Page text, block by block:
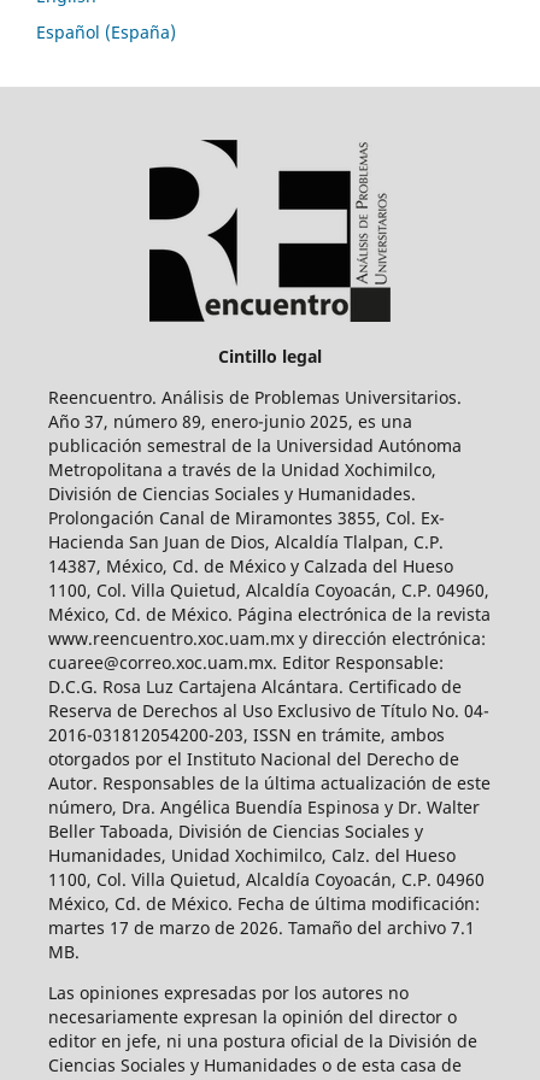
Español (España)
Cintillo legal
Reencuentro. Análisis de Problemas Universitarios.
Año 37, número 89, enero-junio 2025, es una
publicación semestral de la Universidad Autónoma
Metropolitana a través de la Unidad Xochimilco,
División de Ciencias Sociales y Humanidades.
Prolongación Canal de Miramontes 3855, Col. Ex-
Hacienda San Juan de Dios, Alcaldía Tlalpan, C.P.
14387, México, Cd. de México y Calzada del Hueso
1100, Col. Villa Quietud, Alcaldía Coyoacán, C.P. 04960,
México, Cd. de México. Página electrónica de la revista
www.reencuentro.xoc.uam.mx y dirección electrónica:
cuaree@correo.xoc.uam.mx. Editor Responsable:
D.C.G. Rosa Luz Cartajena Alcántara. Certificado de
Reserva de Derechos al Uso Exclusivo de Título No. 04-
2016-031812054200-203, ISSN en trámite, ambos
otorgados por el Instituto Nacional del Derecho de
Autor. Responsables de la última actualización de este
número, Dra. Angélica Buendía Espinosa y Dr. Walter
Beller Taboada, División de Ciencias Sociales y
Humanidades, Unidad Xochimilco, Calz. del Hueso
1100, Col. Villa Quietud, Alcaldía Coyoacán, C.P. 04960
México, Cd. de México. Fecha de última modificación:
martes 17 de marzo de 2026. Tamaño del archivo 7.1
MB.
Las opiniones expresadas por los autores no
necesariamente expresan la opinión del director o
editor en jefe, ni una postura oficial de la División de
Ciencias Sociales y Humanidades o de esta casa de